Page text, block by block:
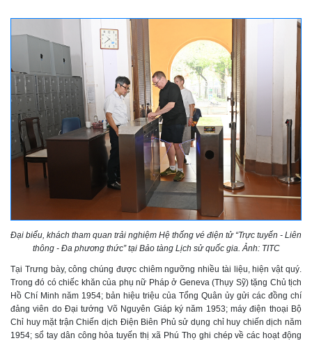
Đại biểu, khách tham quan trải nghiệm Hệ thống vé điện tử “Trực tuyến - Liên
thông - Đa phương thức” tại Bảo tàng Lịch sử quốc gia. Ảnh: TITC
Tại Trưng bày, công chúng được chiêm ngưỡng nhiều tài liệu, hiện vật quý.
Trong đó có chiếc khăn của phụ nữ Pháp ở Geneva (Thụy Sỹ) tặng Chủ tịch
Hồ Chí Minh năm 1954; bản hiệu triệu của Tổng Quân ủy gửi các đồng chí
đảng viên do Đại tướng Võ Nguyên Giáp ký năm 1953; máy điện thoại Bộ
Chỉ huy mặt trận Chiến dịch Điện Biên Phủ sử dụng chỉ huy chiến dịch năm
1954; sổ tay dân công hỏa tuyến thị xã Phú Thọ ghi chép về các hoạt động